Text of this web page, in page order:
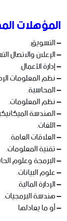
المؤهلات
– التسويق.
– الإعلان والاتصال
– إدارة الأعمال.
– نظم المعلومات
– المحاسبة.
– نظم المعلومات.
– الهندسة
– اللغات.
– العلاقات العامة.
– تقنية المعلومات.
– البرمجة وعلوم
– علوم البيانات.
– الإدارة المالية.
– هندسة البرمجيات.
– أو ما يعادلها